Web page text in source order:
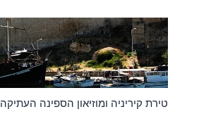
טירת קיריניה ומוזיאון הספינה העתיקה